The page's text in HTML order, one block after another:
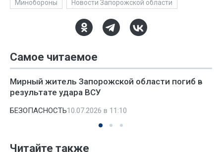
Минобороны Новости Запорожской области
Самое читаемое
Мирный житель Запорожской области погиб в
результате удара ВСУ
БЕЗОПАСНОСТЬ10.07.2026 в 11:10
Читайте также